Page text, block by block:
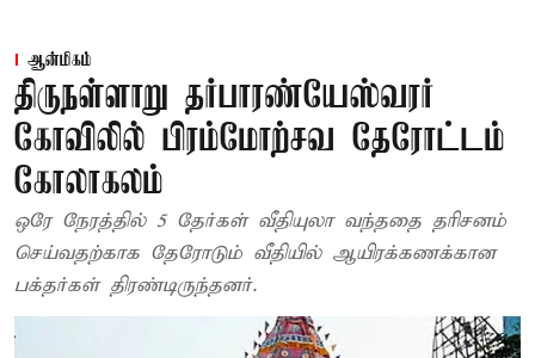
ஆன்மிகம்
திருநள்ளாறு தர்பாரண்யேஸ்வரர்
கோவிலில் பிரம்மோற்சவ தேரோட்டம்
கோலாகலம்
ஒரே நேரத்தில் 5 தேர்கள் வீதியுலா வந்ததை தரிசனம்
செய்வதற்காக தேரோடும் வீதியில் ஆயிரக்கணக்கான
பக்தர்கள் திரண்டிருந்தனர்.